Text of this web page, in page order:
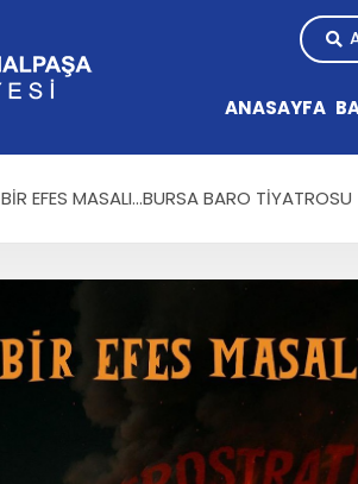
ANASAYFA
BİR EFES MASALI...BURSA BARO TİYATROSU